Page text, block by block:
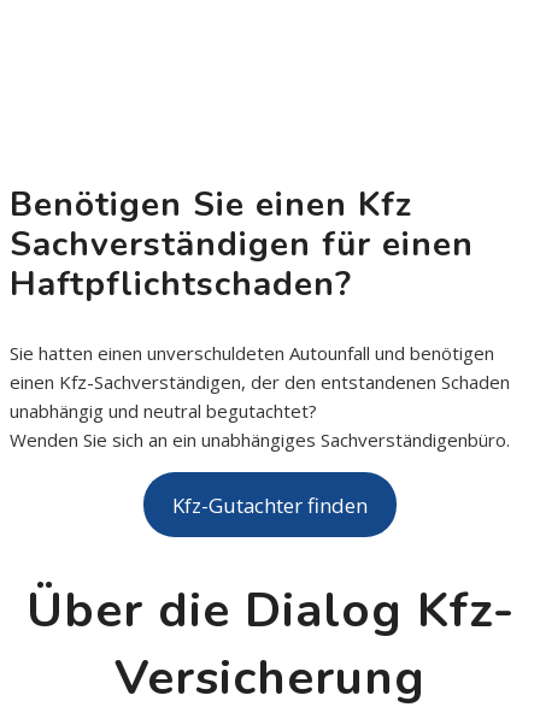
Benötigen Sie einen Kfz
Sachverständigen für einen
Haftpflichtschaden?
Sie hatten einen unverschuldeten Autounfall und benötigen
einen Kfz-Sachverständigen, der den entstandenen Schaden
unabhängig und neutral begutachtet?
Wenden Sie sich an ein unabhängiges Sachverständigenbüro.
Kfz-Gutachter finden
Über die Dialog Kfz-
Versicherung